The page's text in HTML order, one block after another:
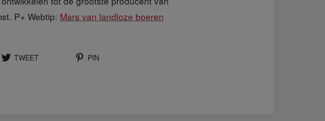
P+ Webtip: Mars van landloze boeren
TWEET PIN